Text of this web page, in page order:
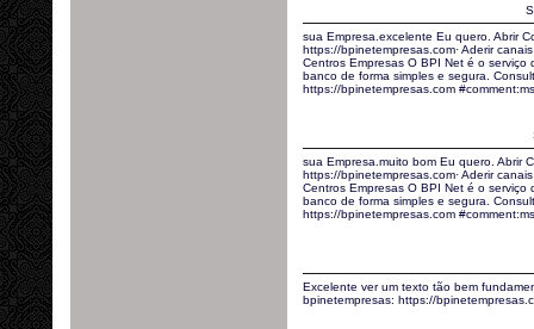
sua Empresa.excelente Eu quero. Abrir
https://bpinetempresas.com· Aderir
Centros Empresas O BPI Net é o
banco de forma simples e segura.
https://bpinetempresas.com
sua Empresa.muito bom Eu quero. Abrir
https://bpinetempresas.com· Aderir
Centros Empresas O BPI Net é o
banco de forma simples e segura.
https://bpinetempresas.com
Excelente ver um texto tão bem
bpinetempresas: https://